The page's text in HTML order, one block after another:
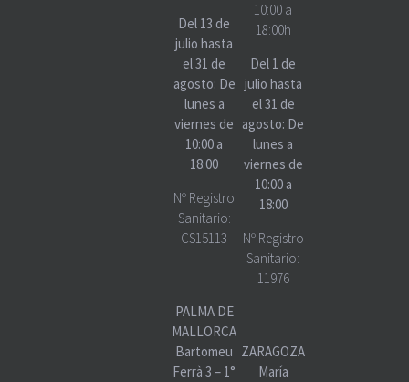
Del 13 de
julio hasta
el 31 de
agosto: De
lunes a
viernes de
10:00 a
18:00
Nº Registro
Sanitario:
CS15113
PALMA DE
MALLORCA
Bartomeu
Ferrà 3 – 1°
10:00 a
18:00h
Del 1 de
julio hasta
el 31 de
agosto: De
lunes a
viernes de
10:00 a
18:00
Nº Registro
Sanitario:
11976
ZARAGOZA
María